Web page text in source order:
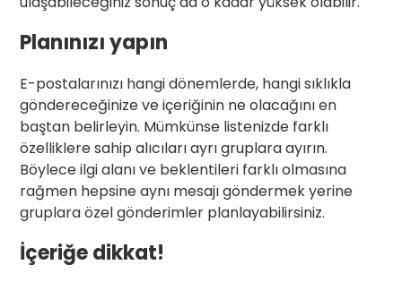
Planınızı yapın
E-postalarınızı hangi dönemlerde, hangi sıklıkla
göndereceğinize ve içeriğinin ne olacağını en
baştan belirleyin. Mümkünse listenizde farklı
özelliklere sahip alıcıları ayrı gruplara ayırın.
Böylece ilgi alanı ve beklentileri farklı olmasına
rağmen hepsine aynı mesajı göndermek yerine
gruplara özel gönderimler planlayabilirsiniz.
İçeriğe dikkat!